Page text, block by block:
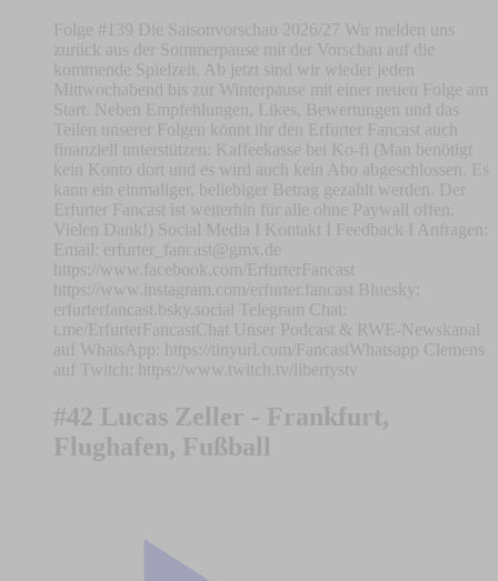
Folge #139 Die Saisonvorschau 2026/27 Wir melden uns
zurück aus der Sommerpause mit der Vorschau auf die
kommende Spielzeit. Ab jetzt sind wir wieder jeden
Mittwochabend bis zur Winterpause mit einer neuen Folge am
Start. Neben Empfehlungen, Likes, Bewertungen und das
Teilen unserer Folgen könnt ihr den Erfurter Fancast auch
finanziell unterstützen: Kaffeekasse bei Ko-fi (Man benötigt
kein Konto dort und es wird auch kein Abo abgeschlossen. Es
kann ein einmaliger, beliebiger Betrag gezahlt werden. Der
Erfurter Fancast ist weiterhin für alle ohne Paywall offen.
Vielen Dank!) Social Media I Kontakt I Feedback I Anfragen:
Email: erfurter_fancast@gmx.de
https://www.facebook.com/ErfurterFancast
https://www.instagram.com/erfurter.fancast Bluesky:
erfurterfancast.bsky.social Telegram Chat:
t.me/ErfurterFancastChat Unser Podcast & RWE-Newskanal
auf WhatsApp: https://tinyurl.com/FancastWhatsapp Clemens
auf Twitch: https://www.twitch.tv/libertystv
#42 Lucas Zeller - Frankfurt,
Flughafen, Fußball